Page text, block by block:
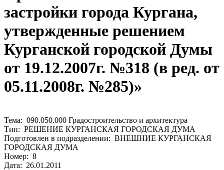
застройки города Кургана,
утвержденные решением
Курганской городской Думы
от 19.12.2007г. №318 (в ред. от
05.11.2008г. №285)»
Тема: 090.050.000 Градостроительство и архитектура
Тип: РЕШЕНИЕ КУРГАНСКАЯ ГОРОДСКАЯ ДУМА
Подготовлен в подразделении: ВНЕШНИЕ КУРГАНСКАЯ
ГОРОДСКАЯ ДУМА
Номер: 8
Дата: 26.01.2011